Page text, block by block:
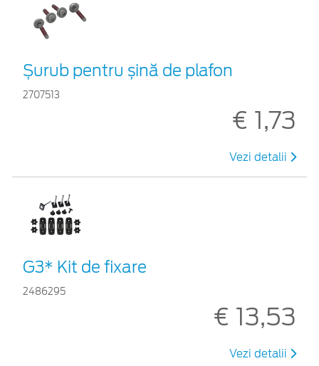
Șurub pentru șină de plafon
2707513
€ 1,73
Vezi detalii
G3* Kit de fixare
2486295
€ 13,53
Vezi detalii